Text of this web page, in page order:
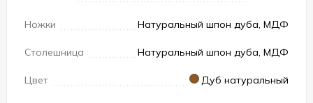
Ножки Натуральный шпон дуба, МДФ
Столешница Натуральный шпон дуба, МДФ
Цвет Дуб натуральный